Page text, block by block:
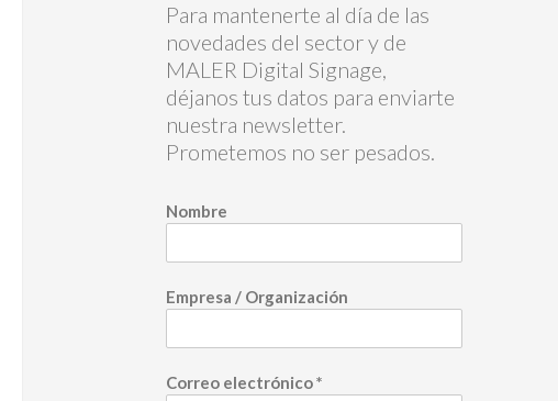
Para mantenerte al día de las
novedades del sector y de
MALER Digital Signage,
déjanos tus datos para enviarte
nuestra newsletter.
Prometemos no ser pesados.
Nombre
Empresa / Organización
Correo electrónico*